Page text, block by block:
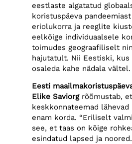
eestlaste algatatud
koristuspäeva
eriolukorra ja reeglite
eelkõige individuaalsele
toimudes geograafiliselt
hajutatult. Nii Eestiski, kus
osaleda kahe nädala vältel.
Eesti
Elike Saviorgrõõmustab, et
keskkonnateemad
enam korda. “Eriliselt
see, et taas on kõige
esindatud lapsed ja